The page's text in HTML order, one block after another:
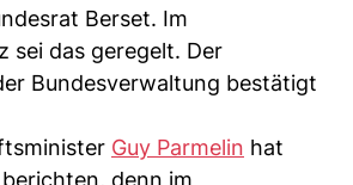
Berset. Im
sei das geregelt. Der
Bundesverwaltung bestätigt
Guy Parmelin hat
denn im